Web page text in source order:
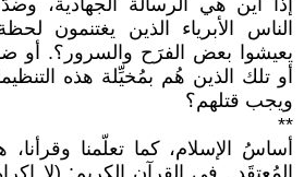
إذاً أين هي الرسالة الجهادية،
الناس الأبرياء الذين يغتنمون
يعيشوا بعض الفرَح والسرور؟. أو ضدّ
أو تلك الذين هُم بمُخيِّلة هذه
ويجب قتلهم؟
**
أساسُ الإسلام، كما تعلّمنا وقرأنا،